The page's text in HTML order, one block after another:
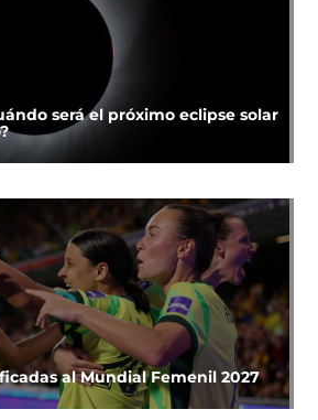
será el próximo eclipse solar
al Mundial Femenil 2027